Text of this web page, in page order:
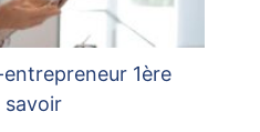
1ère
savoir